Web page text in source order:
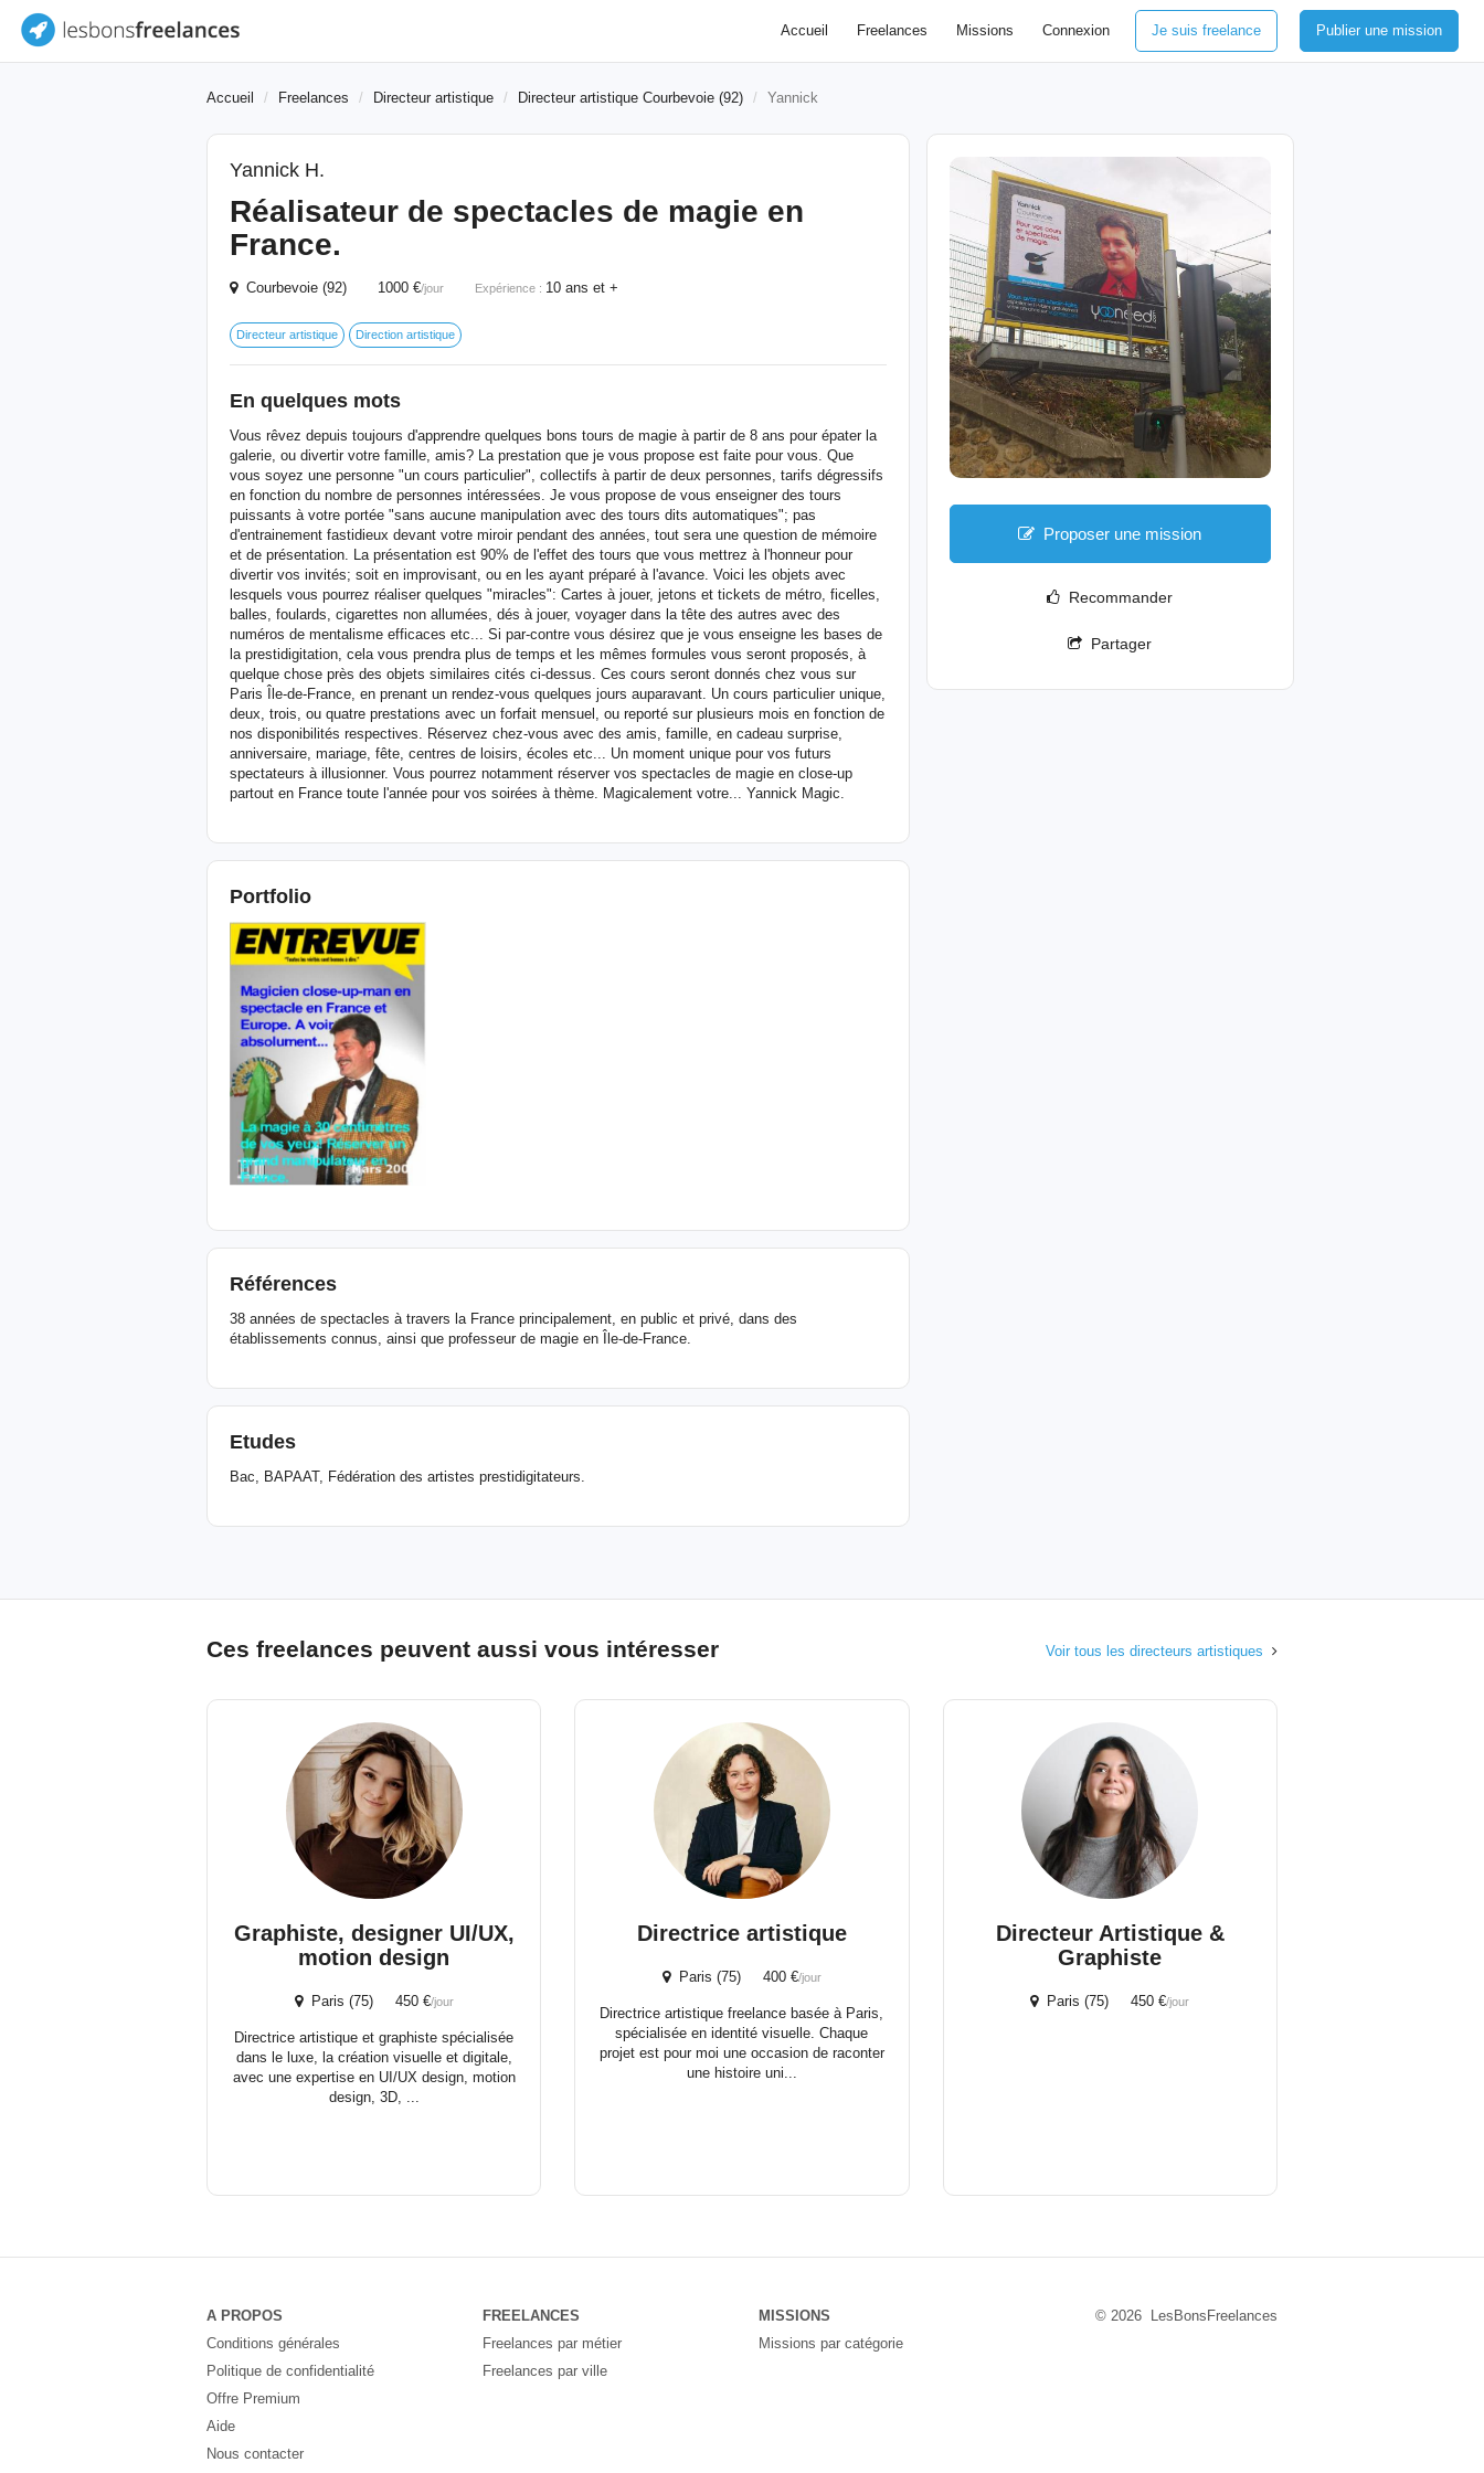
Accueil Freelances Missions Connexion Je suis freelance Publier une mission
Accueil Freelances Directeur artistique Directeur artistique Courbevoie (92) Yannick
Yannick H.
Réalisateur de spectacles de magie en
France.
Courbevoie (92) 1000 €/jour Expérience : 10 ans et +
Directeur artistique Direction artistique
En quelques mots
Vous rêvez depuis toujours d'apprendre quelques bons tours de magie à partir de 8 ans pour épater la
galerie, ou divertir votre famille, amis? La prestation que je vous propose est faite pour vous. Que
vous soyez une personne "un cours particulier", collectifs à partir de deux personnes, tarifs dégressifs
en fonction du nombre de personnes intéressées. Je vous propose de vous enseigner des tours
puissants à votre portée "sans aucune manipulation avec des tours dits automatiques"; pas
d'entrainement fastidieux devant votre miroir pendant des années, tout sera une question de mémoire
et de présentation. La présentation est 90% de l'effet des tours que vous mettrez à l'honneur pour
divertir vos invités; soit en improvisant, ou en les ayant préparé à l'avance. Voici les objets avec
lesquels vous pourrez réaliser quelques "miracles": Cartes à jouer, jetons et tickets de métro, ficelles,
balles, foulards, cigarettes non allumées, dés à jouer, voyager dans la tête des autres avec des
numéros de mentalisme efficaces etc... Si par-contre vous désirez que je vous enseigne les bases de
la prestidigitation, cela vous prendra plus de temps et les mêmes formules vous seront proposés, à
quelque chose près des objets similaires cités ci-dessus. Ces cours seront donnés chez vous sur
Paris Île-de-France, en prenant un rendez-vous quelques jours auparavant. Un cours particulier unique,
deux, trois, ou quatre prestations avec un forfait mensuel, ou reporté sur plusieurs mois en fonction de
nos disponibilités respectives. Réservez chez-vous avec des amis, famille, en cadeau surprise,
anniversaire, mariage, fête, centres de loisirs, écoles etc... Un moment unique pour vos futurs
spectateurs à illusionner. Vous pourrez notamment réserver vos spectacles de magie en close-up
partout en France toute l'année pour vos soirées à thème. Magicalement votre... Yannick Magic.
Portfolio
Références
38 années de spectacles à travers la France principalement, en public et privé, dans des
établissements connus, ainsi que professeur de magie en Île-de-France.
Etudes
Bac, BAPAAT, Fédération des artistes prestidigitateurs.
Proposer une mission
Recommander
Partager
Ces freelances peuvent aussi vous intéresser Voir tous les directeurs artistiques
Graphiste, designer UI/UX,
motion design
Paris (75) 450 €/jour
Directrice artistique et graphiste spécialisée
dans le luxe, la création visuelle et digitale,
avec une expertise en UI/UX design, motion
design, 3D, ...
Directrice artistique
Paris (75) 400 €/jour
Directrice artistique freelance basée à Paris,
spécialisée en identité visuelle. Chaque
projet est pour moi une occasion de raconter
une histoire uni...
Directeur Artistique &
Graphiste
Paris (75) 450 €/jour
A PROPOS
Conditions générales
Politique de confidentialité
Offre Premium
Aide
Nous contacter
FREELANCES
Freelances par métier
Freelances par ville
MISSIONS
Missions par catégorie
© 2026 LesBonsFreelances